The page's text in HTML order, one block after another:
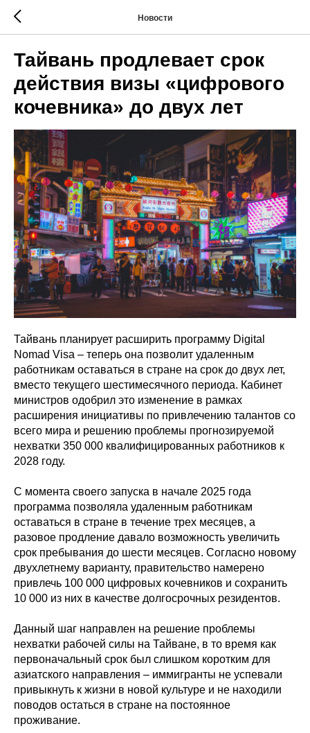
Новости
Тайвань продлевает срок
действия визы «цифрового
кочевника» до двух лет
Тайвань планирует расширить программу Digital
Nomad Visa – теперь она позволит удаленным
работникам оставаться в стране на срок до двух лет,
вместо текущего шестимесячного периода. Кабинет
министров одобрил это изменение в рамках
расширения инициативы по привлечению талантов со
всего мира и решению проблемы прогнозируемой
нехватки 350 000 квалифицированных работников к
2028 году.
С момента своего запуска в начале 2025 года
программа позволяла удаленным работникам
оставаться в стране в течение трех месяцев, а
разовое продление давало возможность увеличить
срок пребывания до шести месяцев. Согласно новому
двухлетнему варианту, правительство намерено
привлечь 100 000 цифровых кочевников и сохранить
10 000 из них в качестве долгосрочных резидентов.
Данный шаг направлен на решение проблемы
нехватки рабочей силы на Тайване, в то время как
первоначальный срок был слишком коротким для
азиатского направления – иммигранты не успевали
привыкнуть к жизни в новой культуре и не находили
поводов остаться в стране на постоянное
проживание.